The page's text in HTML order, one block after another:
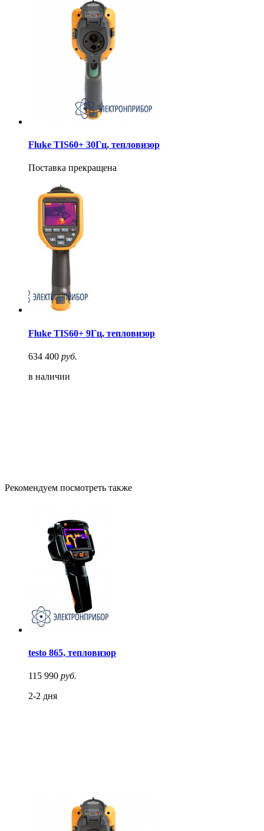
Fluke TIS60+ 30Гц, тепловизор
Поставка прекращена
Fluke TIS60+ 9Гц, тепловизор
634 400 руб.
в наличии
Рекомендуем посмотреть также
testo 865, тепловизор
115 990 руб.
2-2 дня